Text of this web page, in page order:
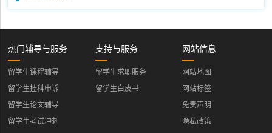
热门辅导与服务
留学生课程辅导
留学生挂科申诉
留学生论文辅导
留学生考试冲刺
支持与服务
留学生求职服务
留学生白皮书
网站信息
网站地图
网站标签
免责声明
隐私政策